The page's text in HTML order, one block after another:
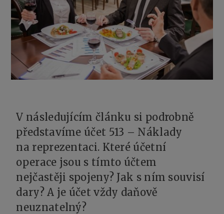
V následujícím článku si podrobně
představíme účet 513 – Náklady
na reprezentaci. Které účetní
operace jsou s tímto účtem
nejčastěji spojeny? Jak s ním souvisí
dary? A je účet vždy daňově
neuznatelný?